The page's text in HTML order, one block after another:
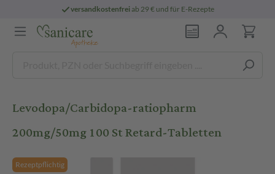
versandkostenfreiab 29 € und für E-Rezepte
Levodopa/Carbidopa-ratiopharm
200mg/50mg 100 St Retard-Tabletten
Rezeptpflichtig